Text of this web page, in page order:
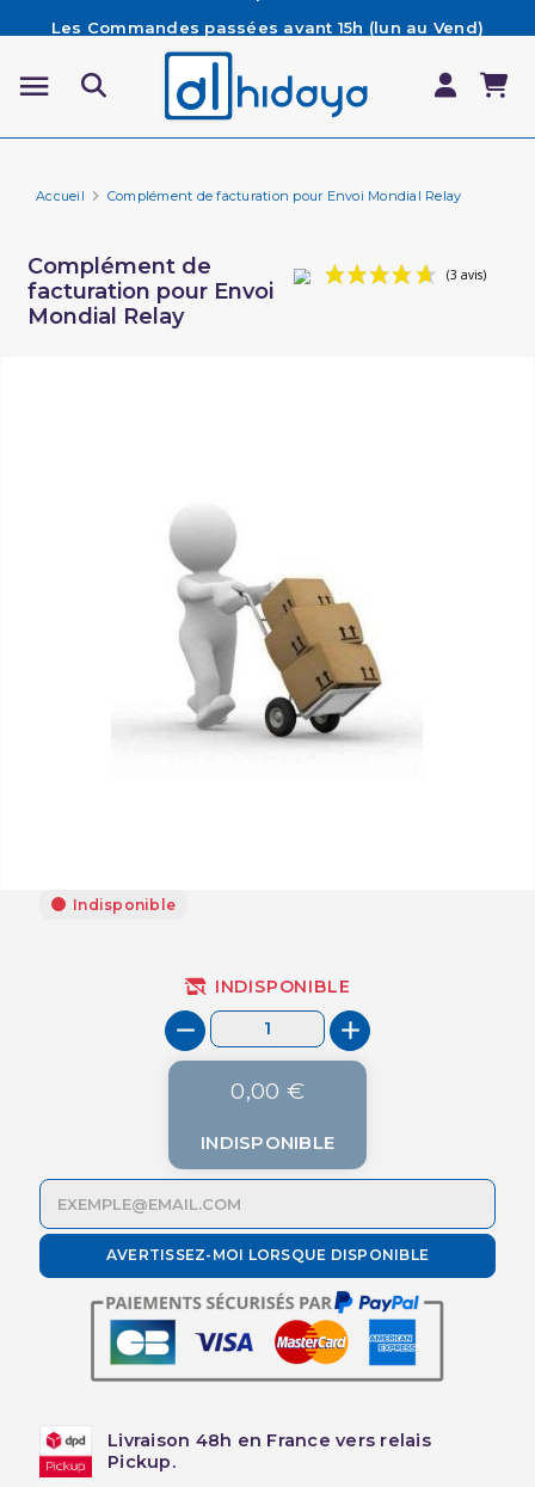
Les Commandes passées avant 15h (lun au Vend)
sont préparées et expédiées le jour même
Besoin d'aide ? Retrouvez notre FAQ
Livraison offerte à partir de 65€ d'achat*
Accueil Complément de facturation pour Envoi Mondial Relay
Complément de
facturation pour Envoi
Mondial Relay
Indisponible
INDISPONIBLE
0,00 €
INDISPONIBLE
AVERTISSEZ-MOI LORSQUE DISPONIBLE
Livraison 48h en France vers relais
Pickup.